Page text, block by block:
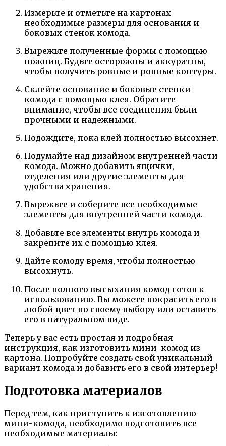
Измерьте и отметьте на картонах
необходимые размеры для основания и
боковых стенок комода.
Вырежьте полученные формы с помощью
ножниц. Будьте осторожны и аккуратны,
чтобы получить ровные и ровные контуры.
Склейте основание и боковые стенки
комода с помощью клея. Обратите
внимание, чтобы все соединения были
прочными и надежными.
Подождите, пока клей полностью высохнет.
Подумайте над дизайном внутренней части
комода. Можно добавить ящички,
отделения или другие элементы для
удобства хранения.
Вырежьте и соберите все необходимые
элементы для внутренней части комода.
Добавьте все элементы внутрь комода и
закрепите их с помощью клея.
Дайте комоду время, чтобы полностью
высохнуть.
После полного высыхания комод готов к
использованию. Вы можете покрасить его в
любой цвет по своему выбору или оставить
его в натуральном виде.
Теперь у вас есть простая и подробная
инструкция, как изготовить мини-комод из
картона. Попробуйте создать свой уникальный
вариант комода и добавить его в свой интерьер!
Подготовка материалов
Перед тем, как приступить к изготовлению
мини-комода, необходимо подготовить все
необходимые материалы: